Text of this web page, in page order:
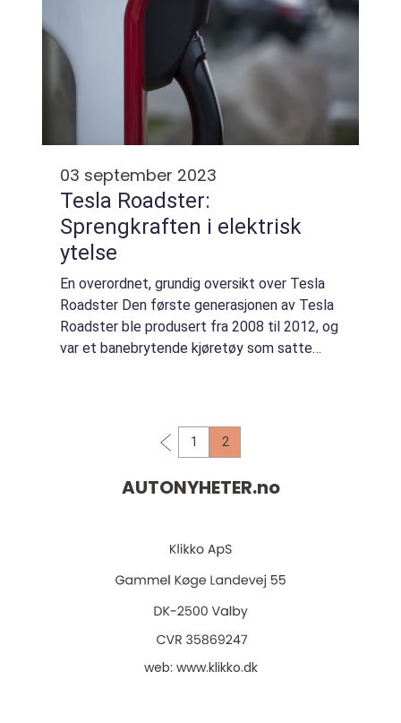
03 september 2023
Tesla Roadster:
Sprengkraften i elektrisk
ytelse
En overordnet, grundig oversikt over Tesla
Roadster Den første generasjonen av Tesla
Roadster ble produsert fra 2008 til 2012, og
var et banebrytende kjøretøy som satte
1 2
AUTONYHETER.no
web: www.klikko.dk